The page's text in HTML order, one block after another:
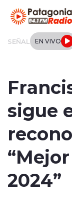
SEÑAL EN VIVO
Local
sigue
2024”